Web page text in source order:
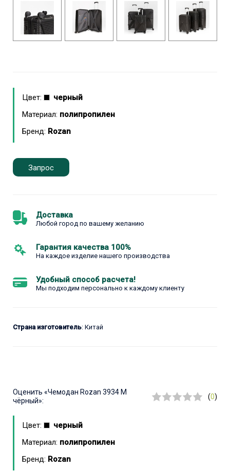
Цвет:
черный
Материал: полипропилен
Бренд: Rozan
Запрос
Доставка
Любой город по вашему желанию
Гарантия качества 100%
На каждое изделие нашего производства
Удобный способ расчета!
Мы подходим персонально к каждому клиенту
Страна изготовитель: Китай
Оценить «Чемодан Rozan 3934 M
чёрный»:
(0)
Цвет:
черный
Материал: полипропилен
Бренд: Rozan